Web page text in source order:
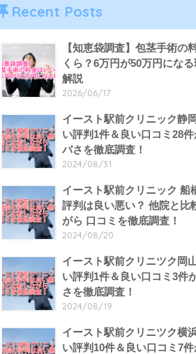
Recent Posts
【知恵袋調査】包茎手術の
くら？6万円が50万円にな
解説
2026/06/17
イースト駅前クリニック静
い評判1件＆良い口コミ28
バさを徹底調査！
2024/08/31
イースト駅前クリニック 船
評判は良い悪い？ 他院と比
がら 口コミを徹底調査！
2024/08/20
イースト駅前クリニツク岡
い評判1件＆良い口コミ3件
さを徹底調査！
2024/08/19
イースト駅前クリニツク横
い評判10件＆良い口コミ7